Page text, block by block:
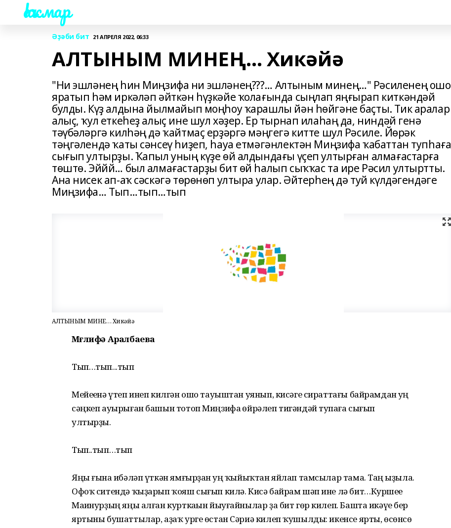
Һаҡмар
Әҙәби бит 21 АПРЕЛЯ 2022, 06:33
АЛТЫНЫМ МИНЕҢ… Хикәйә
"Ни эшләнең һин Миңзифа ни эшләнең???… Алтыным минең…" Рәсиленең ошо
яратып һәм иркәләп әйткән һүҙкәйе ҡолағында сыңлап яңғырап киткәндәй
булды. Күҙ алдына йылмайып моңһоу ҡарашлы йән һөйгәне баҫты. Тик аралар
алыҫ, ҡул еткеһеҙ алыҫ ине шул хәҙер. Ер тырнап илаһаң да, ниндәй генә
тәүбәләргә килһәң дә ҡайтмаҫ ерҙәргә мәңгегә китте шул Рәсиле. Йөрәк
тәңгәлендә ҡаты сәнсеү һиҙеп, һауа етмәгәнлектән Миңзифа ҡабаттан тупһаға
сығып ултырҙы. Ҡапыл уның күҙе өй алдындағы үҫеп ултырған алмағастарға
төштө. Эййй… был алмағастарҙы бит өй һалып сыҡҡас та ире Рәсил ултыртты.
Ана нисек ап-аҡ сәскәгә төрөнөп ултыра улар. Әйтерһең дә туй күлдәгендәге
Миңзифа… Тып…тып…тып
АЛТЫНЫМ МИНЕҢ… Хикәйә
Мөғлифә Аралбаева
Тып…тып...тып
Мейеһенә үтеп инеп килгән ошо тауыштан уянып, кисәге сираттағы байрамдан һуң
сәңкеп ауырыған башын тотоп Миңзифа һөйрәлеп тигәндәй тупһаға сығып
ултырҙы.
Тып..тып…тып
Яңы ғына һибәләп үткән ямғырҙан һуң ҡыйыҡтан яйлап тамсылар тама. Таң һыҙыла.
Офоҡ ситендә ҡыҙарып ҡояш сығып килә. Кисә байрам шәп ине лә бит…Куршеһе
Маһинурҙың яңы алған курткаһын йыуғайнылар ҙа бит гөр килеп. Башта икәүһе бер
яртыны бушаттылар, аҙаҡ урге өстан Сәриә килеп ҡушылды: икенсе ярты, өсөнсө